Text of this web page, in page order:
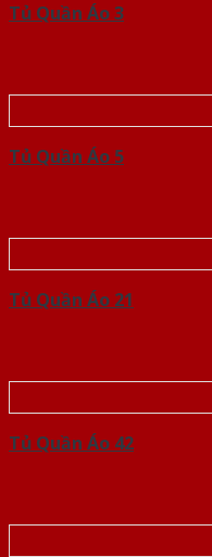
Tủ Quần Áo 3
Tủ Quần Áo 5
Tủ Quần Áo 21
Tủ Quần Áo 42